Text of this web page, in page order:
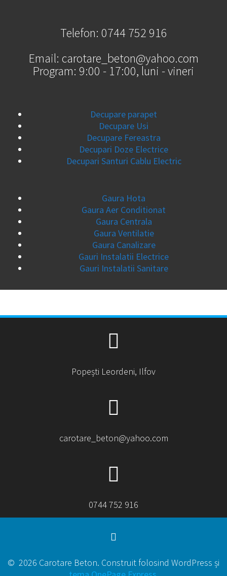
Telefon: 0744 752 916
Email: carotare_beton@yahoo.com
Program: 9:00 - 17:00, luni - vineri
Decupare parapet
Decupare Usi
Decupare Fereastra
Decupari Doze Electrice
Decupari Santuri Cablu Electric
Gaura Hota
Gaura Aer Conditionat
Gaura Centrala
Gaura Ventilatie
Gaura Canalizare
Gauri Instalatii Electrice
Gauri Instalatii Sanitare
Popești Leordeni, Ilfov
carotare_beton@yahoo.com
0744 752 916
© 2026 Carotare Beton. Construit folosind WordPress și